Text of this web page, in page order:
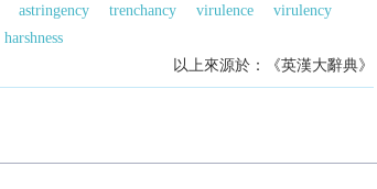
astringency trenchancy virulence
virulency
harshness
以上來源於：《英漢大辭典》